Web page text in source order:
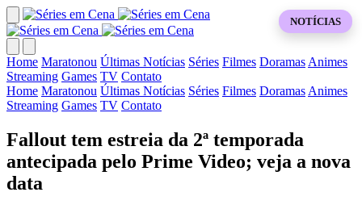
Home Maratonou Últimas Notícias Séries Filmes Doramas Animes
Streaming Games TV Contato
Home Maratonou Últimas Notícias Séries Filmes Doramas Animes
Streaming Games TV Contato
Fallout tem estreia da 2ª temporada
antecipada pelo Prime Video; veja a nova
data
NOTÍCIAS